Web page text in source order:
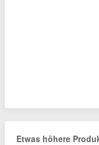
Etwas höhere